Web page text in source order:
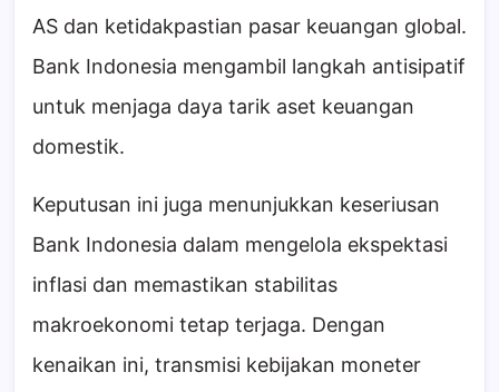
AS dan ketidakpastian pasar keuangan global.
Bank Indonesia mengambil langkah antisipatif
untuk menjaga daya tarik aset keuangan
domestik.
Keputusan ini juga menunjukkan keseriusan
Bank Indonesia dalam mengelola ekspektasi
inflasi dan memastikan stabilitas
makroekonomi tetap terjaga. Dengan
kenaikan ini, transmisi kebijakan moneter